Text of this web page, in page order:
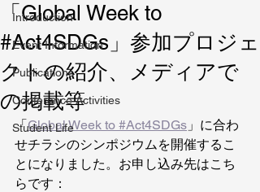
Introduction
Event Information
Publications
Conference Activities
Student Life
「Global Week to
#Act4SDGs」参加プロジェ
クトの紹介、メディアで
の掲載等
「Global Week to #Act4SDGs 」に合わ
せチラシのシンポジウムを開催するこ
とになりました。お申し込み先はこち
らです：